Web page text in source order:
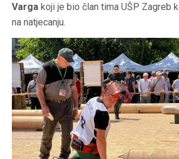
Varga koji je bio član tima UŠP Zagreb
na natjecanju.